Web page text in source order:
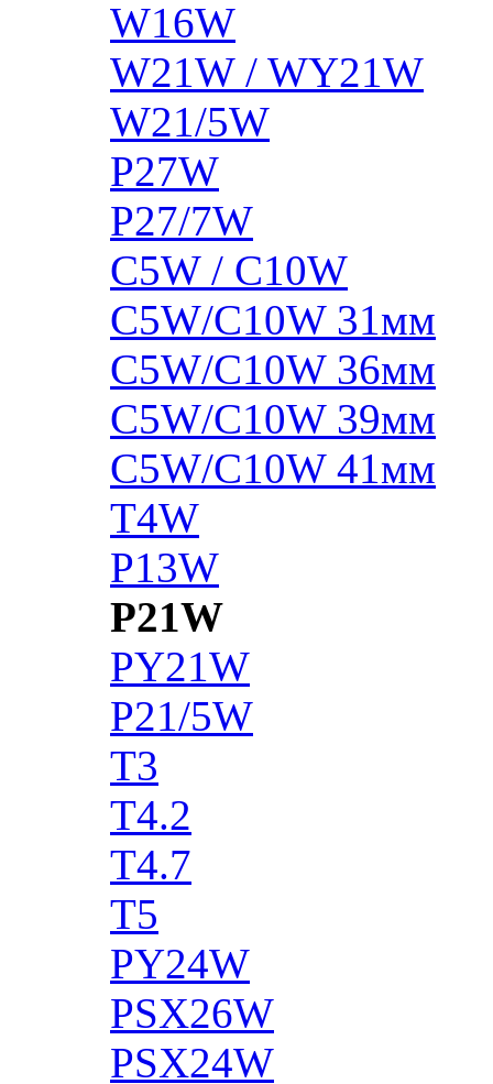
W16W
W21W / WY21W
W21/5W
P27W
P27/7W
C5W / C10W
C5W/C10W 31мм
C5W/C10W 36мм
C5W/C10W 39мм
C5W/C10W 41мм
T4W
P13W
P21W
PY21W
P21/5W
T3
T4.2
T4.7
T5
PY24W
PSX26W
PSX24W